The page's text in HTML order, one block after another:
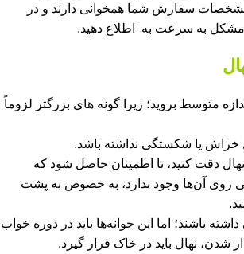
مشخصات سفارش شما همخوانی دارند و در
به سرعت به اطلاع دهید.
متوسط بروید؛ زیرا گونه های بزرگتر لزوماً
خراش یا شکستگی نداشته باشد.
دقت کنید، تا اطمینان حاصل شود که
روی آن‌ها وجود ندارد، به خصوص به پشت
داشته باشند؛ اما این جوانه‌ها باید در دوره خواب
شدن، نهال باید در خاک قرار گیرد.